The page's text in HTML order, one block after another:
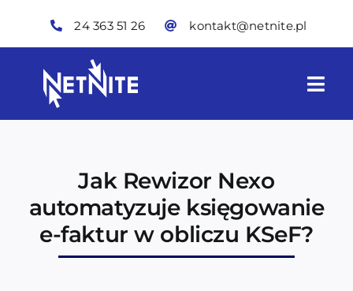
content
24 363 51 26 kontakt@netnite.pl
Technologie IT
Jak Rewizor Nexo
automatyzuje księgowanie
e-faktur w obliczu KSeF?